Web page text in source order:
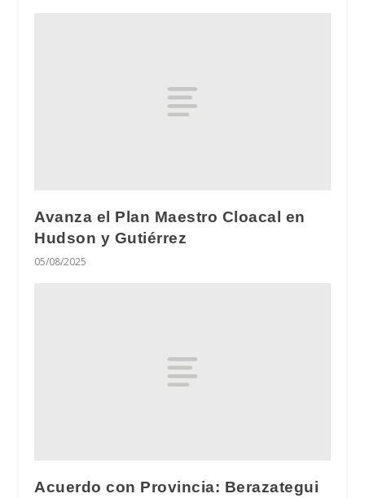
Avanza el Plan Maestro Cloacal en
Hudson y Gutiérrez
05/08/2025
Acuerdo con Provincia: Berazategui